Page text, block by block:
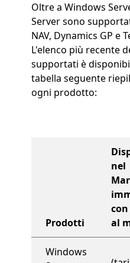
Oltre a Windows
Server sono
NAV, Dynamics GP e
L'elenco più recente
supportati è
tabella seguente
ogni prodotto:
Prodotti
nel
al
Windows